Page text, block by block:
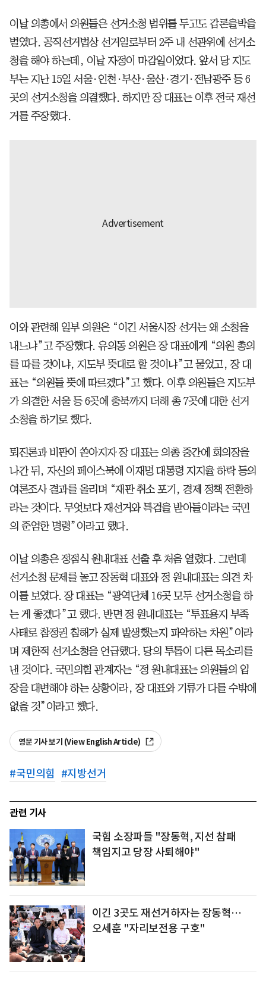
이날 의총에서 의원들은 선거소청 범위를 두고도 갑론을박을
벌였다. 공직선거법상 선거일로부터 2주 내 선관위에 선거소
청을 해야 하는데, 이날 자정이 마감일이었다. 앞서 당 지도
부는 지난 15일 서울·인천·부산·울산·경기·전남광주 등 6
곳의 선거소청을 의결했다. 하지만 장 대표는 이후 전국 재선
거를 주장했다.
이와 관련해 일부 의원은 “이긴 서울시장 선거는 왜 소청을
내느냐”고 주장했다. 유의동 의원은 장 대표에게 “의원 총의
를 따를 것이냐, 지도부 뜻대로 할 것이냐”고 물었고, 장 대
표는 “의원들 뜻에 따르겠다”고 했다. 이후 의원들은 지도부
가 의결한 서울 등 6곳에 충북까지 더해 총 7곳에 대한 선거
소청을 하기로 했다.
퇴진론과 비판이 쏟아지자 장 대표는 의총 중간에 회의장을
나간 뒤, 자신의 페이스북에 이재명 대통령 지지율 하락 등의
여론조사 결과를 올리며 “재판 취소 포기, 경제 정책 전환하
라는 것이다. 무엇보다 재선거와 특검을 받아들이라는 국민
의 준엄한 명령”이라고 했다.
이날 의총은 정점식 원내대표 선출 후 처음 열렸다. 그런데
선거소청 문제를 놓고 장동혁 대표와 정 원내대표는 의견 차
이를 보였다. 장 대표는 “광역단체 16곳 모두 선거소청을 하
는 게 좋겠다”고 했다. 반면 정 원내대표는 “투표용지 부족
사태로 참정권 침해가 실제 발생했는지 파악하는 차원”이라
며 제한적 선거소청을 언급했다. 당의 투톱이 다른 목소리를
낸 것이다. 국민의힘 관계자는 “정 원내대표는 의원들의 입
장을 대변해야 하는 상황이라, 장 대표와 기류가 다를 수밖에
없을 것”이라고 했다.
영문 기사 보기 (View English Article)
#국민의힘 #지방선거
관련 기사
국힘 소장파들 "장동혁, 지선 참패
책임지고 당장 사퇴해야"
이긴 3곳도 재선거하자는 장동혁…
오세훈 "자리보전용 구호"